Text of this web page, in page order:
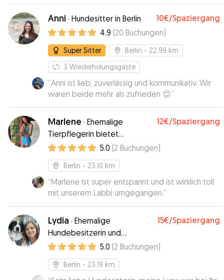
Anni · Hundesitter in Berlin 10€/Spaziergang
4.9 (20 Buchungen)
Super Sitter Berlin - 22.99 km
3 Wiederholungsgäste
“Anni ist lieb, zuverlässig und kommunikativ. Wir
waren beide mehr als zufrieden 😊”
Marlene · Ehemalige
Tierpflegerin bietet
Hundebetreuung
12€/Spaziergang
5.0 (2 Buchungen)
Berlin - 23.10 km
“Marlene ist super entspannt und ist wirklich toll
mit unserem Labbi umgegangen.”
Lydia · Ehemalige
Hundebesitzerin und
Tierliebhaberin möchte sich
um ihre Fellbabies kümmern!
15€/Spaziergang
5.0 (2 Buchungen)
Berlin - 23.19 km